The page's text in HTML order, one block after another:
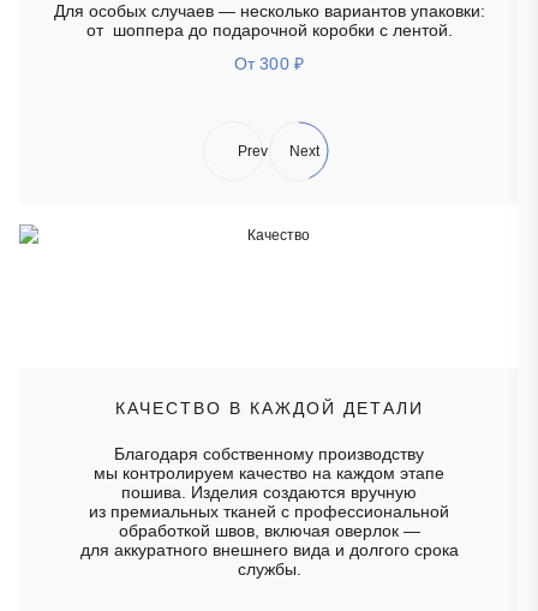
Prev
Для особых случаев — несколько вариантов упаковки:
от шоппера до подарочной коробки с лентой.
От 300 ₽
Next
КАЧЕСТВО В КАЖДОЙ ДЕТАЛИ
Благодаря собственному производству
мы контролируем качество на каждом этапе
пошива. Изделия создаются вручную
из премиальных тканей с профессиональной
обработкой швов, включая оверлок —
для аккуратного внешнего вида и долгого срока
службы.